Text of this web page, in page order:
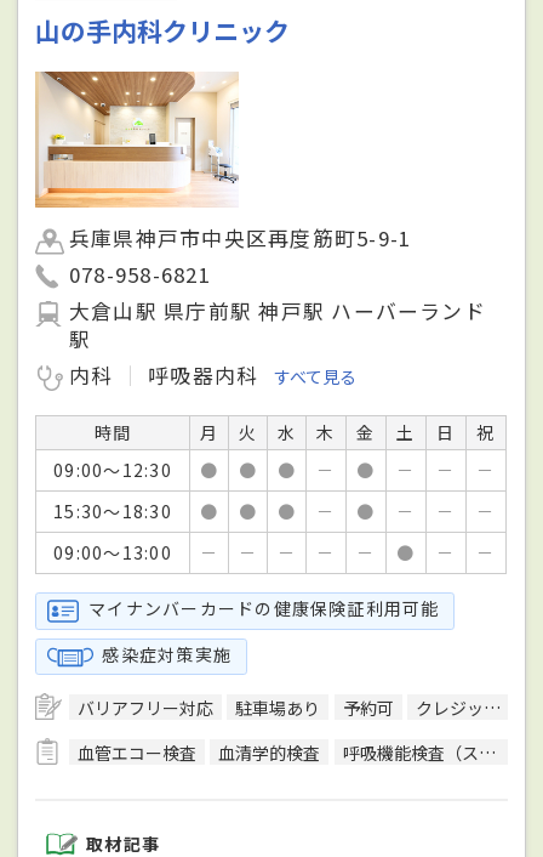
山の手内科クリニック
兵庫県神戸市中央区再度筋町5-9-1
078-958-6821
大倉山駅 県庁前駅 神戸駅 ハーバーランド
駅
内科
呼吸器内科 すべて見る
時間 月 火 水 木 金 土 日
祝
09:00～12:30
● ● ● － ● － －
－
15:30～18:30
● ● ● － ● － －
－
09:00～13:00
－ － － － － ● － －
マイナンバーカードの健康保険証利用可能
感染症対策実施
バリアフリー対応 駐車場あり 予約可
クレジットカード対応
血管エコー検査
血清学的検査 呼吸機能検査（スパイロメトリー）
取材記事